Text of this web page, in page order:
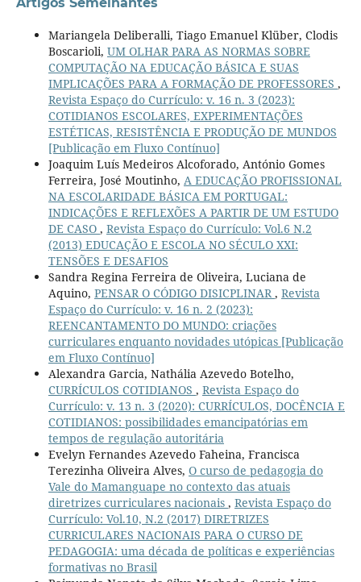
Mariangela Deliberalli, Tiago Emanuel Klüber, Clodis
Boscarioli, UM OLHAR PARA AS NORMAS SOBRE
COMPUTAÇÃO NA EDUCAÇÃO BÁSICA E SUAS
IMPLICAÇÕES PARA A FORMAÇÃO DE PROFESSORES ,
Revista Espaço do Currículo: v. 16 n. 3 (2023):
COTIDIANOS ESCOLARES, EXPERIMENTAÇÕES
ESTÉTICAS, RESISTÊNCIA E PRODUÇÃO DE MUNDOS
[Publicação em Fluxo Contínuo]
Joaquim Luís Medeiros Alcoforado, António Gomes
Ferreira, José Moutinho, A EDUCAÇÃO PROFISSIONAL
NA ESCOLARIDADE BÁSICA EM PORTUGAL:
INDICAÇÕES E REFLEXÕES A PARTIR DE UM ESTUDO
DE CASO , Revista Espaço do Currículo: Vol.6 N.2
(2013) EDUCAÇÃO E ESCOLA NO SÉCULO XXI:
TENSÕES E DESAFIOS
Sandra Regina Ferreira de Oliveira, Luciana de
Aquino, PENSAR O CÓDIGO DISICPLINAR, Revista
Espaço do Currículo: v. 16 n. 2 (2023):
REENCANTAMENTO DO MUNDO: criações
curriculares enquanto novidades utópicas [Publicação
em Fluxo Contínuo]
Alexandra Garcia, Nathália Azevedo Botelho,
CURRÍCULOS COTIDIANOS , Revista Espaço do
Currículo: v. 13 n. 3 (2020): CURRÍCULOS, DOCÊNCIA E
COTIDIANOS: possibilidades emancipatórias em
tempos de regulação autoritária
Evelyn Fernandes Azevedo Faheina, Francisca
Terezinha Oliveira Alves, O curso de pedagogia do
Vale do Mamanguape no contexto das atuais
diretrizes curriculares nacionais , Revista Espaço do
Currículo: Vol.10, N.2 (2017) DIRETRIZES
CURRICULARES NACIONAIS PARA O CURSO DE
PEDAGOGIA: uma década de políticas e experiências
formativas no Brasil